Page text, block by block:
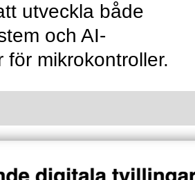
utveckla både
och AI-
för mikrokontroller.